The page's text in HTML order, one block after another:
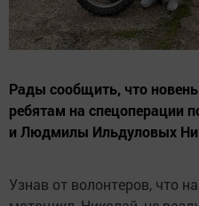
Рады сообщить, что
ребятам на спецоперации
и Людмилы Ильдуловых
Узнав от волонтеров, что